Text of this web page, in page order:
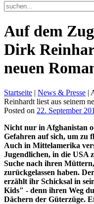
Search
for:
Auf dem
Dirk
neuen
Startseite | News & Presse |
Reinhardt liest aus seinem
Posted on 22. September
Nicht nur in Afghanistan
Gefahren auf sich, um zu
Auch in Mittelamerika
Jugendlichen, in die USA
Suche nach ihren
zurückgelassen haben.
erzählt ihr Schicksal in
Kids" - denn ihren Weg
Dächern der Güterzüge.